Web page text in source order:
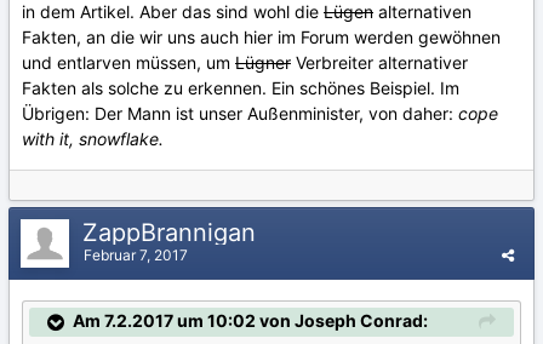
in dem Artikel. Aber das sind wohl die Lügen alternativen
Fakten, an die wir uns auch hier im Forum werden gewöhnen
und entlarven müssen, um Lügner Verbreiter alternativer
Fakten als solche zu erkennen. Ein schönes Beispiel. Im
Übrigen: Der Mann ist unser Außenminister, von daher: cope
with it, snowflake.
ZappBrannigan
Februar 7, 2017
Am 7.2.2017 um 10:02 von Joseph Conrad: